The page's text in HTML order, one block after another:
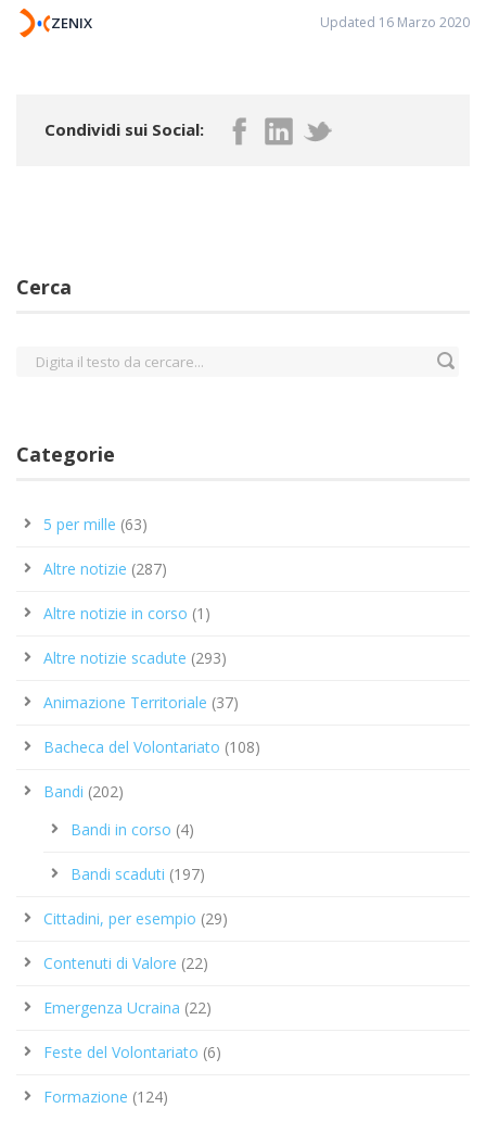
ZENIX Updated 16 Marzo 2020
Condividi sui Social:
Cerca
Categorie
5 per mille (63)
Altre notizie (287)
Altre notizie in corso (1)
Altre notizie scadute (293)
Animazione Territoriale (37)
Bacheca del Volontariato (108)
Bandi (202)
Bandi in corso (4)
Bandi scaduti (197)
Cittadini, per esempio (29)
Contenuti di Valore (22)
Emergenza Ucraina (22)
Feste del Volontariato (6)
Formazione (124)